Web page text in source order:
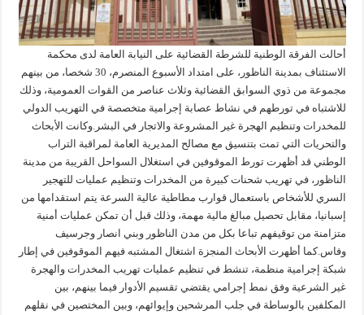
أحالت الفرقة الوطنية للشرطة القضائية على النيابة العامة لدى محكمة
الاستئناف بمدينة الناظور، على امتداد الأسبوع المنصرم، 30 شخصا، من بينهم
مجموعة من ذوي السوابق القضائية وثلاث عناصر من القوات العمومية، وذلك
للاشتباه في تورطهم في نشاط عصابة إجرامية متخصصة في التهريب الدولي
للمخدرات وتنظيم الهجرة غير المشروعة والاتجار في البشر.وكانت الأبحاث
والتحريات التي تمت بتنسيق مع مصالح المديرية العامة لمراقبة التراب
الوطني قد أظهرت تورط الموقوفين في استغلال السواحل القريبة من مدينة
الناظور، في تهريب شحنات كبيرة من المخدرات وتنظيم عمليات للتهجير
السري للأشخاص باستعمال قوارب مطاطية عالية السرعة يتم استقدامها من
إسبانيا، مقابل تحصيل مبالغ مالية مهمة، وذلك قبل أن تمكن عمليات أمنية
متزامنة من توقيفهم تباعا بكل من مدن الناظور وبني انصار وجرسيف
وفاس.كما أظهرت الأبحاث المنجزة اشتغال المشتبه فيهم الموقوفين في إطار
شبكة إجرامية منظمة، تنشط في تنظيم عمليات تهريب المخدرات والهجرة
غير الشرعية وفق نمط إجرامي يقتضي تقسيم الأدوار فيما بينهم، بين
المكلفين بالوساطة في جلب المرشحين وإيوائهم، وبين المختصين في نقلهم